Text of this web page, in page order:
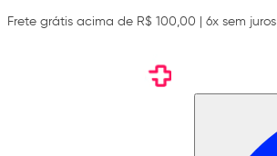
Frete grátis acima de R$ 100,00 | 6x sem juros